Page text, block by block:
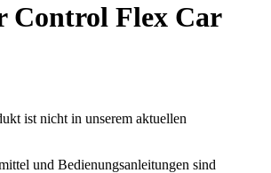
Control Flex Car
ist nicht in unserem aktuellen
und Bedienungsanleitungen sind